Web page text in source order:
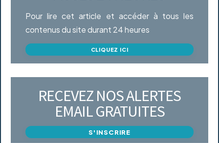
Pour lire cet article et accéder à tous les
contenus du site durant 24 heures
CLIQUEZ ICI
RECEVEZ NOS ALERTES
EMAIL GRATUITES
S'INSCRIRE